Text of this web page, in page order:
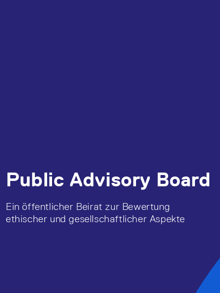
Public Advisory Board
Ein öffentlicher Beirat zur Bewertung
ethischer und gesellschaftlicher Aspekte